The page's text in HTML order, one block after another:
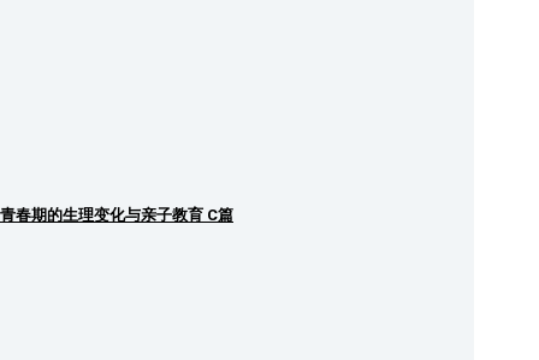
青春期的生理变化与亲子教育 C篇